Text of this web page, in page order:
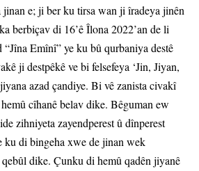
e; ji ber ku tirsa wan ji îradeya jinên
berbiçav di 16’ê Îlona 2022’an de li
Emînî” ye ku bû qurbaniya destê
ji destpêkê ve bi felsefeya ‘Jin, Jiyan,
azad çandiye. Bi vê zanista civakî
cîhanê belav dike. Bêguman ew
zihniyeta zayendperest û dînperest
ku di bingeha xwe de jinan wek
dike. Çunku di hemû qadên jiyanê